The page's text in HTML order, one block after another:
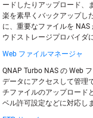
ードしたりアップロード、
楽を素早くバックアップし
に、重要なファイルを NAS
ウドストレージプロバイダ
Web ファイルマネージャ
QNAP Turbo NAS の Web
データにアクセスして管理
チファイルのアップロード
ベル許可設定などに対応し